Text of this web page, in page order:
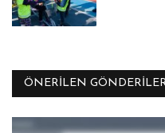
ÖNERILEN